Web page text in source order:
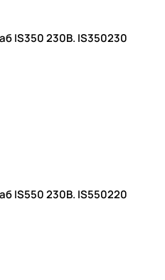
Стабилизатор напряжения однофазный Штиль ИнСтаб IS350 230В. IS350230
Стабилизатор напряжения однофазный Штиль ИнСтаб IS550 230В. IS550220